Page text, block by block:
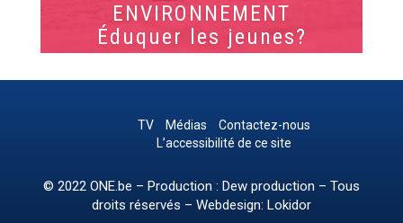
ENVIRONNEMENT
Éduquer les jeunes?
TV Médias
Contactez-nous
L’accessibilité de ce site
© 2022 ONE.be – Production : Dew production – Tous
droits réservés – Webdesign: Lokidor